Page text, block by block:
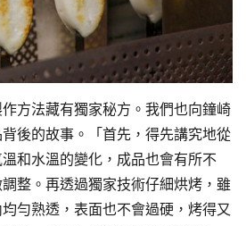
方法藏有獨家秘方。我們也向鐘崎
後的故事。「首先，得先講究地從
和水溫的變化，成品也會有所不
整。再透過獨家技術仔細烘烤，雖
勻熟透，表面也不會過硬，烤得又